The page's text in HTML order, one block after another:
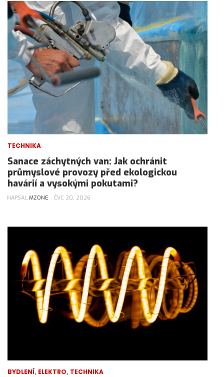
TECHNIKA
Sanace záchytných van: Jak ochránit
průmyslové provozy před ekologickou
havárií a vysokými pokutami?
NAPSAL MZONE ČVC 20, 2026
BYDLENÍ, ELEKTRO, TECHNIKA